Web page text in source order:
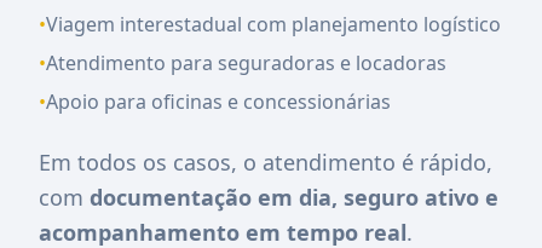
•Viagem interestadual com planejamento logístico
•Atendimento para seguradoras e locadoras
•Apoio para oficinas e concessionárias
Em todos os casos, o atendimento é rápido,
com documentação em dia, seguro ativo e
acompanhamento em tempo real.